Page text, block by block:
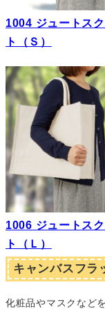
1004 ジュートス
ト（Ｓ）
1006 ジュートス
ト（Ｌ）
キャンバスフラ
化粧品やマスクなど